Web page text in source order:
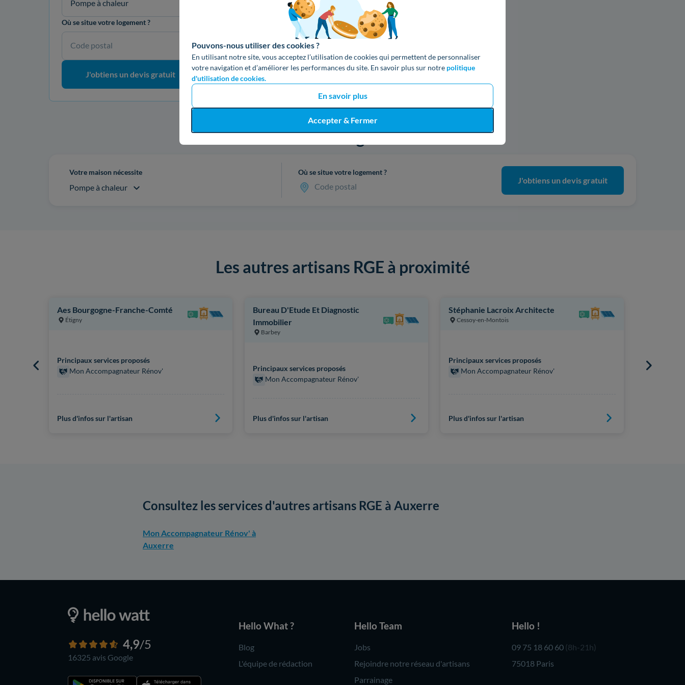
Pouvons-nous utiliser des cookies ?
En utilisant notre site, vous acceptez l’utilisation de cookies qui permettent de personnaliser
votre navigation et d’améliorer les performances du site. En savoir plus sur notre politique
d'utilisation de cookies.
En savoir plus
Accepter & Fermer
Pompe à chaleur
Où se situe votre logement ?
Code postal
J'obtiens un devis gratuit
Recevez votre devis gratuit en 3 clics
Votre maison nécessite
Pompe à chaleur
Où se situe votre logement ?
Code postal
J'obtiens un devis gratuit
Les autres artisans RGE à proximité
Aes Bourgogne-Franche-Comté
Étigny
Principaux services proposés
Mon Accompagnateur Rénov'
Plus d'infos sur l'artisan
Bureau D'Etude Et Diagnostic
Immobilier
Barbey
Principaux services proposés
Mon Accompagnateur Rénov'
Plus d'infos sur l'artisan
Stéphanie Lacroix Architecte
Cessoy-en-Montois
Principaux services proposés
Mon Accompagnateur Rénov'
Plus d'infos sur l'artisan
Principaux
Consultez les services d'autres artisans RGE à Auxerre
Mon Accompagnateur Rénov' à
Auxerre
4,9/5
16325 avis Google
Hello What ?
Blog
L'équipe de rédaction
Hello Team
Jobs
Rejoindre notre réseau d'artisans
Parrainage
Hello !
09 75 18 60 60 (8h-21h)
75018 Paris